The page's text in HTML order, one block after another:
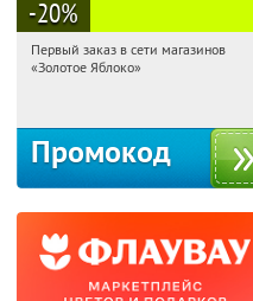
-20%
19:14:41
Получи первым!
Первый заказ в сети магазинов
«Золотое Яблоко»
Промокод